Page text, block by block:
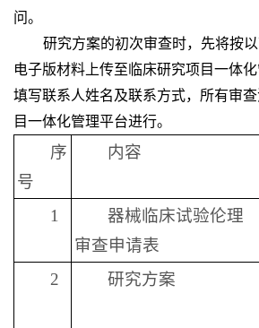
问。
研究方案的初次审查时，先将按
电子版材料上传至临床研究项目一体
填写联系人姓名及联系方式，所有审
目一体化管理平台进行。
序
号
内容
1
器械临床试验伦理
审查申请表
2 研究方案